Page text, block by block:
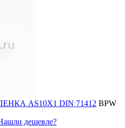
AS10X1 DIN 71412 BPW
дешевле?